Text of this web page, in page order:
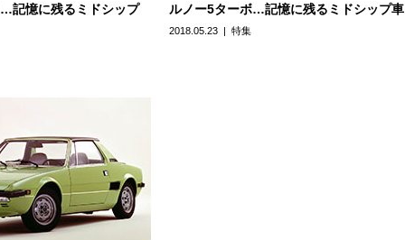
記憶に残るミドシップ
ルノー5ターボ…記憶に残るミドシップ車
2018.05.23 特集